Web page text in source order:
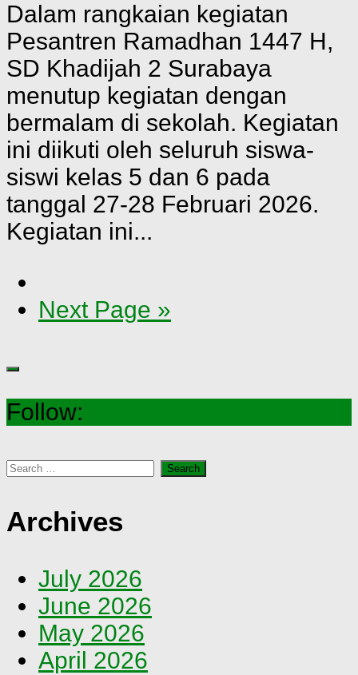
Dalam rangkaian kegiatan
Pesantren Ramadhan 1447 H,
SD Khadijah 2 Surabaya
menutup kegiatan dengan
bermalam di sekolah. Kegiatan
ini diikuti oleh seluruh siswa-
siswi kelas 5 dan 6 pada
tanggal 27-28 Februari 2026.
Kegiatan ini...
Next Page »
Follow:
Search
Archives
July 2026
June 2026
May 2026
April 2026